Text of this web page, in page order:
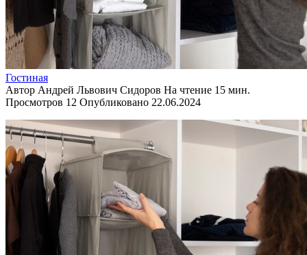
Гостиная
Автор Андрей Львович Сидоров На чтение 15 мин.
Просмотров 12 Опубликовано 22.06.2024